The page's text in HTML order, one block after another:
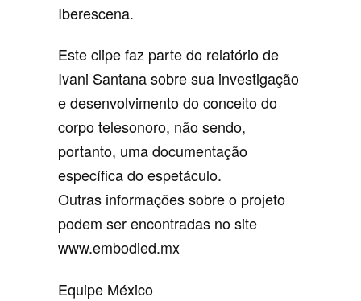
Iberescena.
Este clipe faz parte do relatório de
Ivani Santana sobre sua investigação
e desenvolvimento do conceito do
corpo telesonoro, não sendo,
portanto, uma documentação
específica do espetáculo.
Outras informações sobre o projeto
podem ser encontradas no site
www.embodied.mx
Equipe México